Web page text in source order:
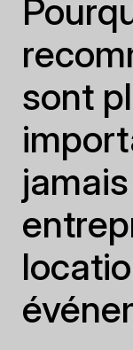
sont